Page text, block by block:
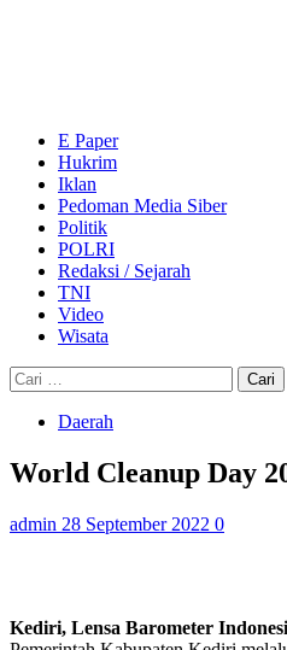
E Paper
Hukrim
Iklan
Pedoman Media Siber
Politik
POLRI
Redaksi / Sejarah
TNI
Video
Wisata
Cari
untuk:
Daerah
World Cleanup Day
admin 28 September 2022 0
Kediri, Lensa Barometer